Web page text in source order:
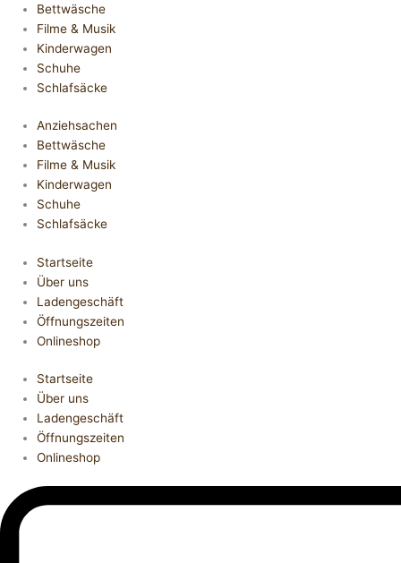
Bettwäsche
Filme & Musik
Kinderwagen
Schuhe
Schlafsäcke
Anziehsachen
Bettwäsche
Filme & Musik
Kinderwagen
Schuhe
Schlafsäcke
Startseite
Über uns
Ladengeschäft
Öffnungszeiten
Onlineshop
Startseite
Über uns
Ladengeschäft
Öffnungszeiten
Onlineshop